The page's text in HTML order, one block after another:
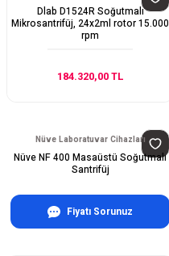
Dlab D1524R Soğutmalı
Mikrosantrifüj, 24x2ml rotor 15.000
rpm
184.320,00 TL
Nüve Laboratuvar Cihazları
Nüve NF 400 Masaüstü Soğutmalı
Santrifüj
Fiyatı Sorunuz